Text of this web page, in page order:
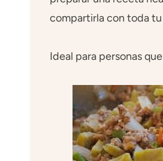
compartirla con toda tu
Ideal para personas